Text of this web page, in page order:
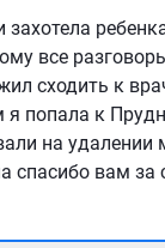
все
сходить к
попала к
на удалении
спасибо вам за